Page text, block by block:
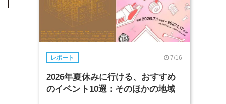
レポート 7/16
2026年夏休みに行ける、おすすめ
のイベント10選：そのほかの地域